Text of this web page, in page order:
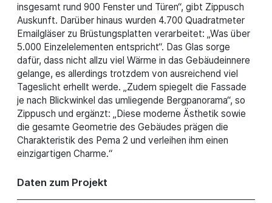
insgesamt rund 900 Fenster und Türen“, gibt Zippusch
Auskunft. Darüber hinaus wurden 4.700 Quadratmeter
Emailgläser zu Brüstungsplatten verarbeitet: „Was über
5.000 Einzelelementen entspricht“. Das Glas sorge
dafür, dass nicht allzu viel Wärme in das Gebäudeinnere
gelange, es allerdings trotzdem von ausreichend viel
Tageslicht erhellt werde. „Zudem spiegelt die Fassade
je nach Blickwinkel das umliegende Bergpanorama“, so
Zippusch und ergänzt: „Diese moderne Ästhetik sowie
die gesamte Geometrie des Gebäudes prägen die
Charakteristik des Pema 2 und verleihen ihm einen
einzigartigen Charme.“
Daten zum Projekt